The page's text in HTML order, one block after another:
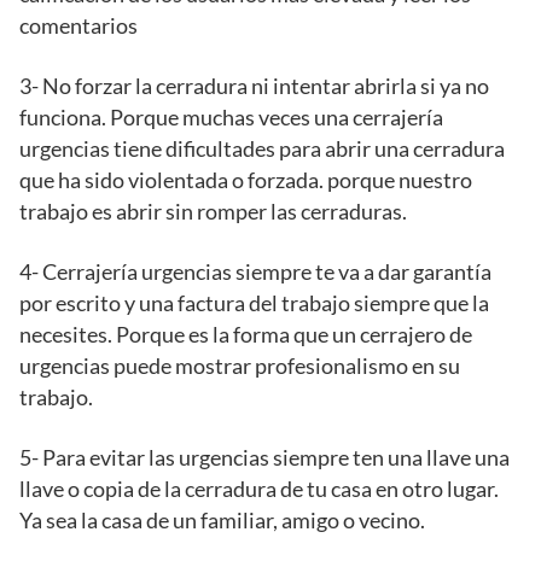
comentarios
3- No forzar la cerradura ni intentar abrirla si ya no
funciona. Porque muchas veces una cerrajería
urgencias tiene dificultades para abrir una cerradura
que ha sido violentada o forzada. porque nuestro
trabajo es abrir sin romper las cerraduras.
4- Cerrajería urgencias siempre te va a dar garantía
por escrito y una factura del trabajo siempre que la
necesites. Porque es la forma que un cerrajero de
urgencias puede mostrar profesionalismo en su
trabajo.
5- Para evitar las urgencias siempre ten una llave una
llave o copia de la cerradura de tu casa en otro lugar.
Ya sea la casa de un familiar, amigo o vecino.